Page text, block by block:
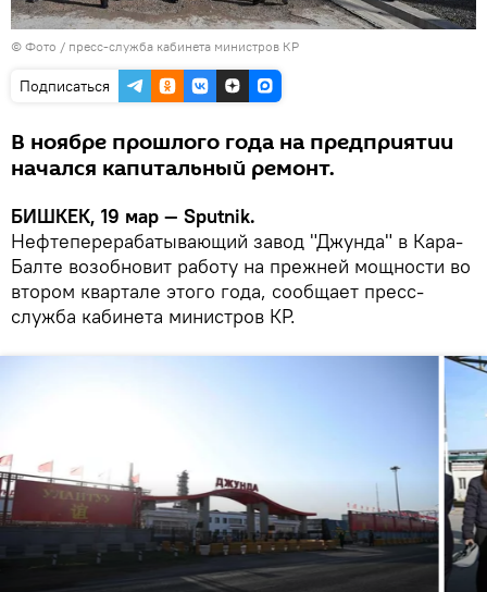
© Фото / пресс-служба кабинета министров КР
Подписаться
В ноябре прошлого года на предприятии
начался капитальный ремонт.
БИШКЕК, 19 мар — Sputnik.
Нефтеперерабатывающий завод "Джунда" в Кара-
Балте возобновит работу на прежней мощности во
втором квартале этого года, сообщает пресс-
служба кабинета министров КР.